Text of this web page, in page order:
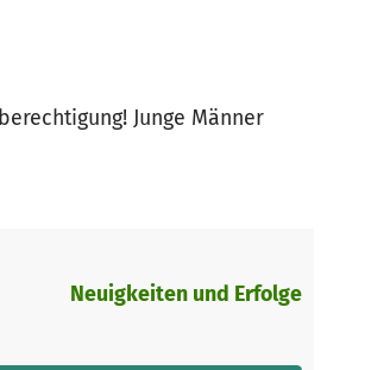
Junge Männer
Neuigkeiten und Erfolge